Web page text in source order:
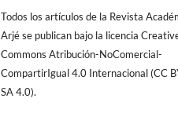
Todos los artículos de la Revista
Arjé se publican bajo la licencia
Commons Atribución-NoComercial-
CompartirIgual 4.0 Internacional (CC
SA 4.0).